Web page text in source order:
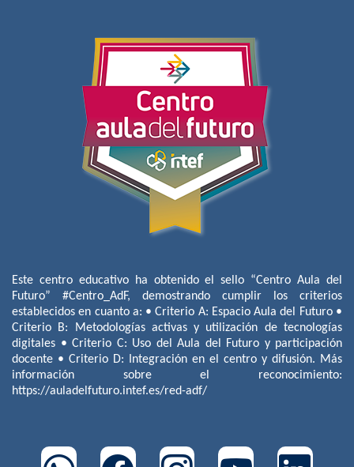
Este centro educativo ha obtenido el sello “Centro Aula del
Futuro” #Centro_AdF, demostrando cumplir los criterios
establecidos en cuanto a: • Criterio A: Espacio Aula del Futuro •
Criterio B: Metodologías activas y utilización de tecnologías
digitales • Criterio C: Uso del Aula del Futuro y participación
docente • Criterio D: Integración en el centro y difusión. Más
información sobre el reconocimiento:
https://auladelfuturo.intef.es/red-adf/